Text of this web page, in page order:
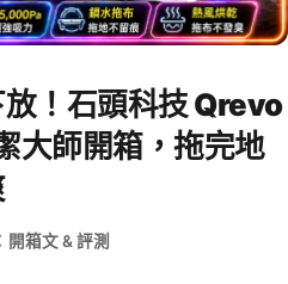
！石頭科技 Qrevo
大師開箱，拖完地
開箱文 & 評測